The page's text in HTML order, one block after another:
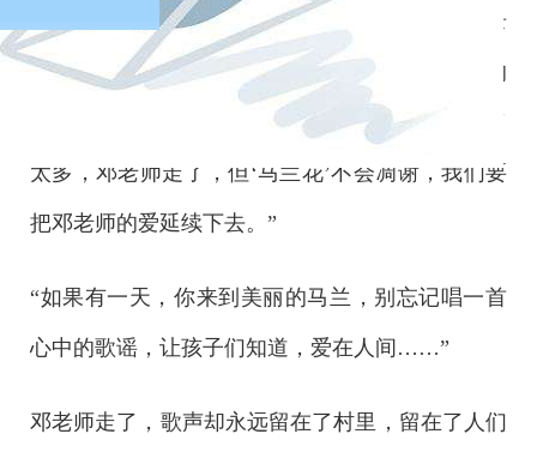
这两天，刘凯不时拿出手机，翻看照片，里面记录
着他和孩子们与邓小岚老师一起生活、一起排练的
点点滴滴。他感伤地说：“邓老师为马兰村付出了
太多，邓老师走了，但‘马兰花’不会凋谢，我们要
把邓老师的爱延续下去。”
“如果有一天，你来到美丽的马兰，别忘记唱一首
心中的歌谣，让孩子们知道，爱在人间……”
邓老师走了，歌声却永远留在了村里，留在了人们